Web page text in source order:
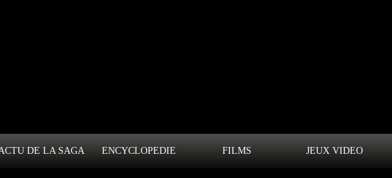
DE LA SAGA ENCYCLOPEDIE FILMS JEUX VIDEO